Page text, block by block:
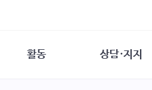
활동 상담·지지